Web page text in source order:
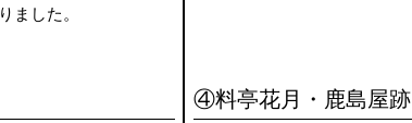
ました。
④料亭花月・鹿島屋跡